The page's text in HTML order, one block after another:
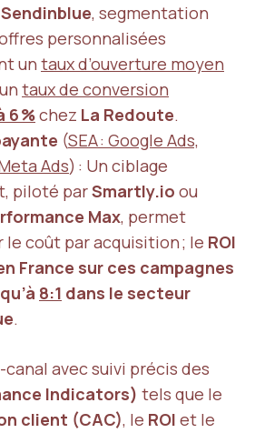
Sendinblue, segmentation
personnalisées
un taux d’ouverture moyen
taux de conversion
6 %chez La Redoute.
(SEA : Google Ads,
Ads) : Un ciblage
piloté parSmartly.io ou
Max, permet
le coût par acquisition ; le ROI
France sur ces campagnes
8:1 dans le secteur
.
avec suivi précis des
Indicators) tels que le
client (CAC), le ROI et le